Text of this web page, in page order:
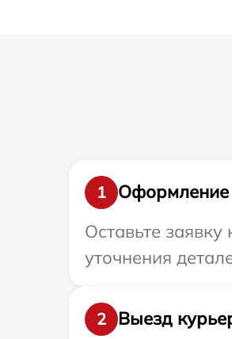
1
Оформление
Оставьте
уточнения
2
Выезд